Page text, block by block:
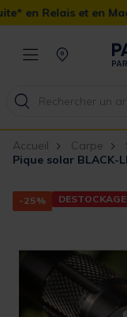
Magasin ainsi que
Accueil Carpe
Pique solar BLACK-
-25% DESTOCKAGE